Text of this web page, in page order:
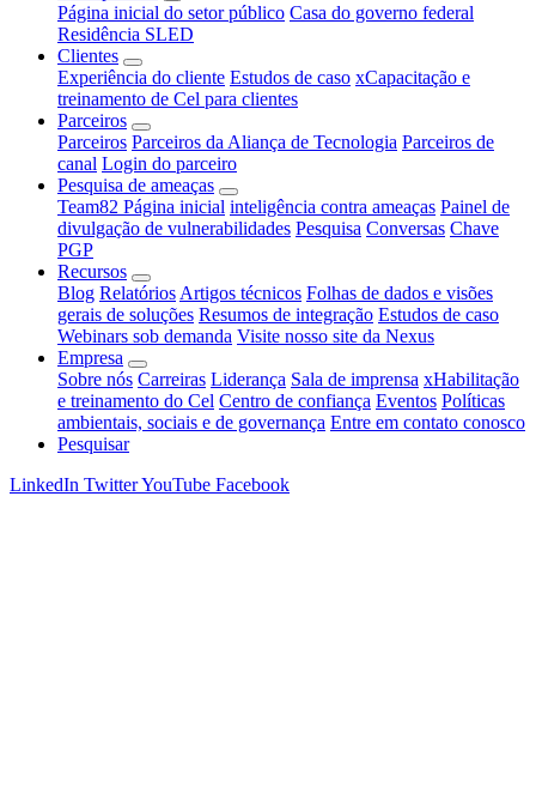
Página inicial do setor público Casa do governo federal
Residência SLED
Clientes
Experiência do cliente Estudos de caso xCapacitação e
treinamento de Cel para clientes
Parceiros
Parceiros Parceiros da Aliança de Tecnologia Parceiros de
canal Login do parceiro
Pesquisa de ameaças
Team82 Página inicial inteligência contra ameaças Painel de
divulgação de vulnerabilidades Pesquisa Conversas Chave
PGP
Recursos
Blog Relatórios Artigos técnicos Folhas de dados e visões
gerais de soluções Resumos de integração Estudos de caso
Webinars sob demanda Visite nosso site da Nexus
Empresa
Sobre nós Carreiras Liderança Sala de imprensa xHabilitação
e treinamento do Cel Centro de confiança Eventos Políticas
ambientais, sociais e de governança Entre em contato conosco
Pesquisar
LinkedIn TwitterYouTube Facebook